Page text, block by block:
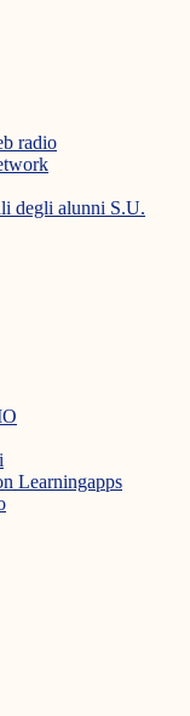
radio
degli alunni S.U.
Learningapps